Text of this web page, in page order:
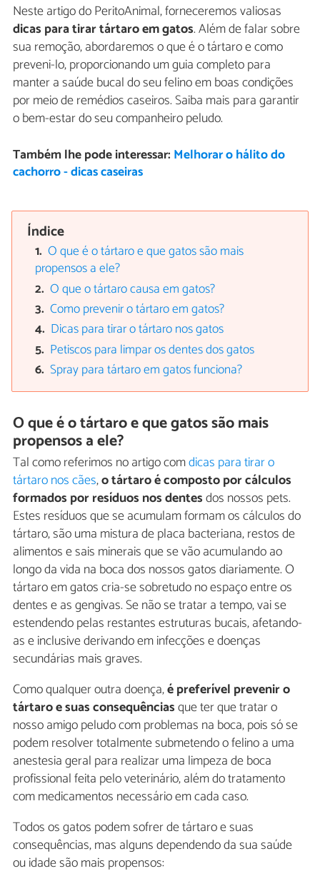
Neste artigo do PeritoAnimal, forneceremos valiosas
dicas para tirar tártaro em gatos. Além de falar sobre
sua remoção, abordaremos o que é o tártaro e como
preveni-lo, proporcionando um guia completo para
manter a saúde bucal do seu felino em boas condições
por meio de remédios caseiros. Saiba mais para garantir
o bem-estar do seu companheiro peludo.
Também lhe pode interessar: Melhorar o hálito do
cachorro - dicas caseiras
Índice
O que é o tártaro e que gatos são mais
propensos a ele?
O que o tártaro causa em gatos?
Como prevenir o tártaro em gatos?
Dicas para tirar o tártaro nos gatos
Petiscos para limpar os dentes dos gatos
Spray para tártaro em gatos funciona?
O que é o tártaro e que gatos são mais
propensos a ele?
Tal como referimos no artigo comdicas para tirar o
tártaro nos cães,o tártaro é composto por cálculos
formados por resíduos nos dentesdos nossos pets.
Estes resíduos que se acumulam formam os cálculos do
tártaro, são uma mistura de placa bacteriana, restos de
alimentos e sais minerais que se vão acumulando ao
longo da vida na boca dos nossos gatos diariamente. O
tártaro em gatos cria-se sobretudo no espaço entre os
dentes e as gengivas. Se não se tratar a tempo, vai se
estendendo pelas restantes estruturas bucais, afetando-
as e inclusive derivando em infecções e doenças
secundárias mais graves.
Como qualquer outra doença,é preferível prevenir o
tártaro e suas consequênciasque ter que tratar o
nosso amigo peludo com problemas na boca, pois só se
podem resolver totalmente submetendo o felino a uma
anestesia geral para realizar uma limpeza de boca
profissional feita pelo veterinário, além do tratamento
com medicamentos necessário em cada caso.
Todos os gatos podem sofrer de tártaro e suas
consequências, mas alguns dependendo da sua saúde
ou idade são mais propensos: